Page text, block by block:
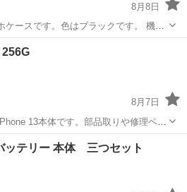
8月8日
ースです。色はブラックです。 機種
みがありませんので、欲しい方にお譲
すが、大きなキズや割れ等はありませ
スマホ
8月7日
13本体です。部品取りや修理ベー
ラー: ホワイト - 状態: 背面ガラス破損あり ご覧...
携帯アクセサリー
ッテリー 本体 三つセット